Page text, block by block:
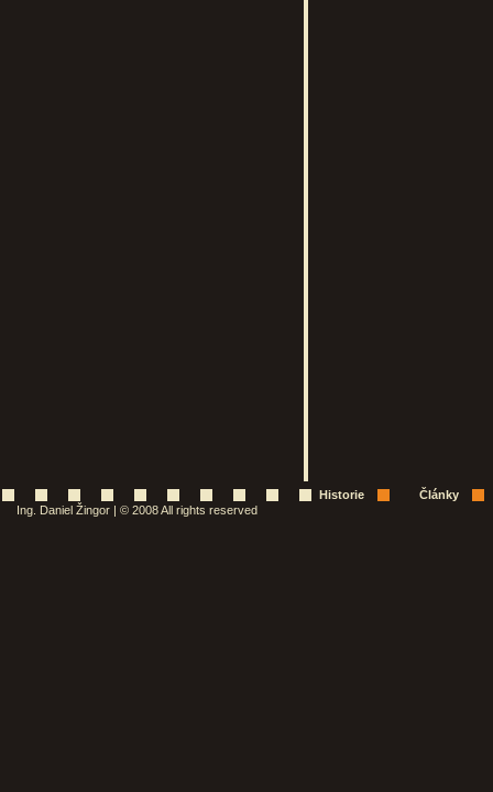
Historie
Články
Ing. Daniel Žingor | © 2008 All rights reserved